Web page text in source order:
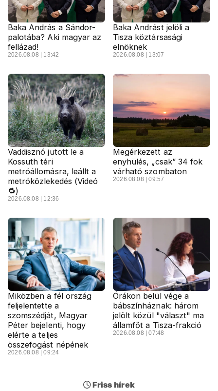
Baka András a Sándor-
palotába? Aki magyar az
fellázad!
2026.08.08 | 13:42
Baka Andrást jelöli a
Tisza köztársasági
elnöknek
2026.08.08 | 13:07
Vaddisznó jutott le a
Kossuth téri
metróállomásra, leállt a
metróközlekedés (Videó
🔁)
2026.08.08 | 12:36
Megérkezett az
enyhülés, „csak” 34 fok
várható szombaton
2026.08.08 | 09:57
Miközben a fél ország
feljelentette a
szomszédját, Magyar
Péter bejelenti, hogy
elérte a teljes
összefogást népének
2026.08.08 | 09:24
Órákon belül vége a
bábszínháznak: három
jelölt közül "választ" ma
államfőt a Tisza-frakció
2026.08.08 | 07:48
Friss hírek